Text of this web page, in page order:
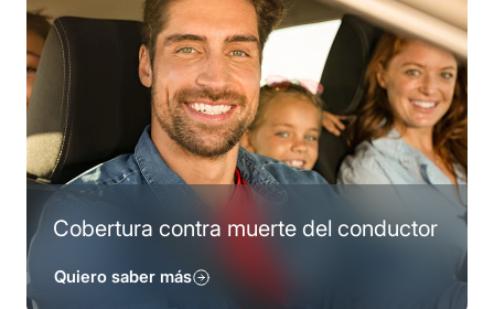
Cobertura contra muerte del conductor
Quiero saber más